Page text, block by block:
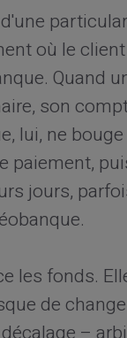
où le
Quand
son
lui, ne
paiement,
jours,
les fonds.
de